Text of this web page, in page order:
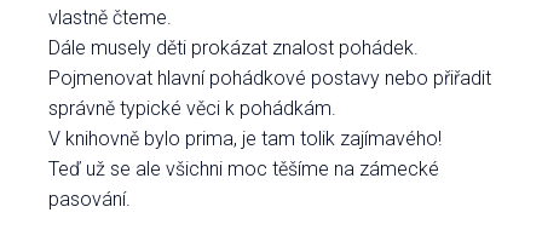
vlastně čteme.
Dále musely děti prokázat znalost pohádek.
Pojmenovat hlavní pohádkové postavy nebo přiřadit
správně typické věci k pohádkám.
V knihovně bylo prima, je tam tolik zajímavého!
Teď už se ale všichni moc těšíme na zámecké
pasování.